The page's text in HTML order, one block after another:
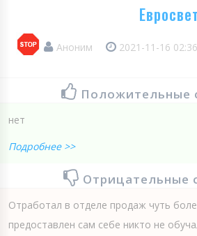
Аноним 2021-11-16
Положительные
нет
Подробнее >>
Отрицательные
Отработал в отделе продаж чуть
предоставлен сам себе никто не